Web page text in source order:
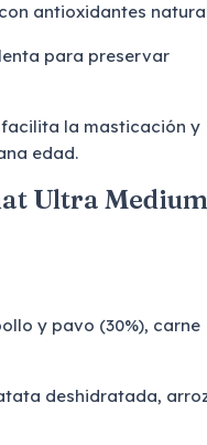
antioxidantes
para preservar
la masticación y
edad.
Ultra Medium
y pavo (30%), carne
deshidratada,